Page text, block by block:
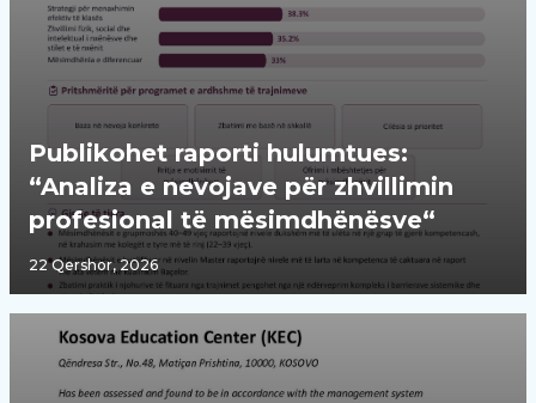
Publikohet raporti hulumtues:
“Analiza e nevojave për zhvillimin
profesional të mësimdhënësve“
22 Qershor, 2026